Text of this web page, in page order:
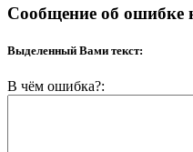
Сообщение об ошибке
Выделенный Вами текст:
В чём ошибка?: